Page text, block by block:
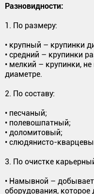
Разновидности:
1. По размеру:
• крупный – крупинки
• средний – крупинки
• мелкий – крупинки,
диаметре.
2. По составу:
• песчаный;
• полевошпатный;
• доломитовый;
• слюдянисто-
3. По очистке
• Намывной –
оборудования, которое